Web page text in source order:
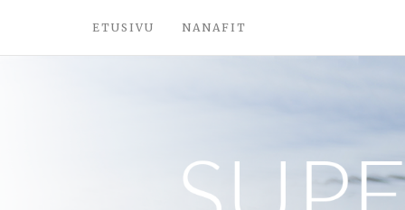
ETUSIVU NANAFIT